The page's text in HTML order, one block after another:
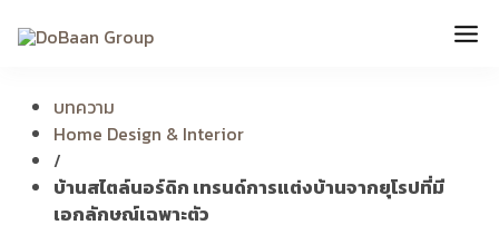
บทความ
Home Design & Interior
/
บ้านสไตล์นอร์ดิก เทรนด์การแต่งบ้านจากยุโรปที่มี
เอกลักษณ์เฉพาะตัว